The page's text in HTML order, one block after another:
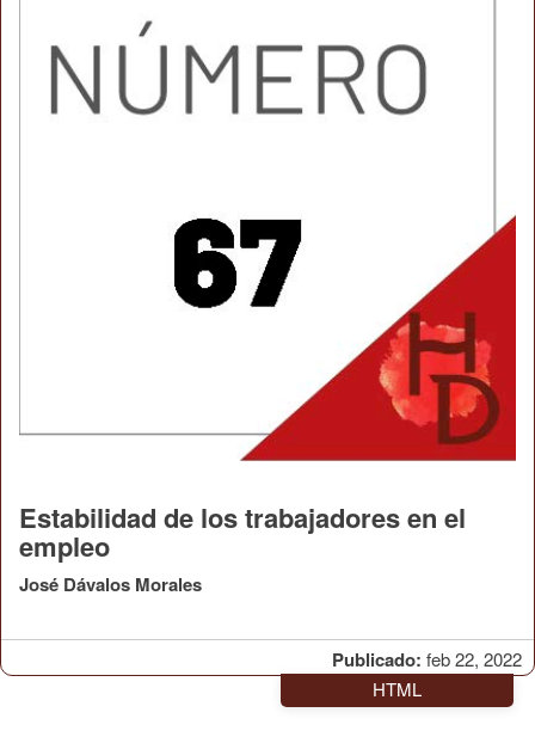
Publicado: feb 22, 2022
Estabilidad de los trabajadores en el
empleo
José Dávalos Morales
HTML